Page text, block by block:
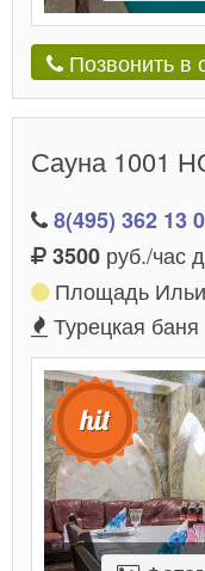
Позвонить в
Сауна 1001
8(495) 362 13
3500 руб./час
Площадь
Турецкая баня